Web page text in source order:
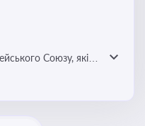
Союзу, які
міграції,
України в